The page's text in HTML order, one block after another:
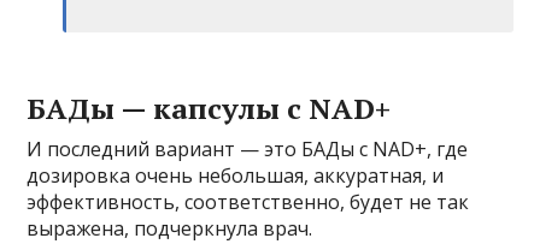
БАДы — капсулы с NAD+
И последний вариант — это БАДы с NAD+, где
дозировка очень небольшая, аккуратная, и
эффективность, соответственно, будет не так
выражена, подчеркнула врач.